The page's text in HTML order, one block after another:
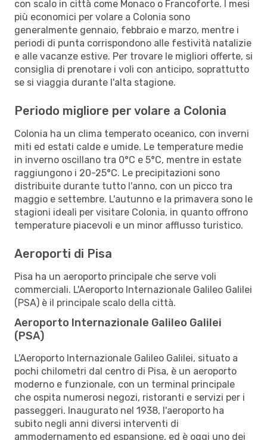
con scalo in città come Monaco o Francoforte. I mesi
più economici per volare a Colonia sono
generalmente gennaio, febbraio e marzo, mentre i
periodi di punta corrispondono alle festività natalizie
e alle vacanze estive. Per trovare le migliori offerte, si
consiglia di prenotare i voli con anticipo, soprattutto
se si viaggia durante l'alta stagione.
Periodo migliore per volare a Colonia
Colonia ha un clima temperato oceanico, con inverni
miti ed estati calde e umide. Le temperature medie
in inverno oscillano tra 0°C e 5°C, mentre in estate
raggiungono i 20-25°C. Le precipitazioni sono
distribuite durante tutto l'anno, con un picco tra
maggio e settembre. L'autunno e la primavera sono le
stagioni ideali per visitare Colonia, in quanto offrono
temperature piacevoli e un minor afflusso turistico.
Aeroporti di Pisa
Pisa ha un aeroporto principale che serve voli
commerciali. L'Aeroporto Internazionale Galileo Galilei
(PSA) è il principale scalo della città.
Aeroporto Internazionale Galileo Galilei
(PSA)
L'Aeroporto Internazionale Galileo Galilei, situato a
pochi chilometri dal centro di Pisa, è un aeroporto
moderno e funzionale, con un terminal principale
che ospita numerosi negozi, ristoranti e servizi per i
passeggeri. Inaugurato nel 1938, l'aeroporto ha
subito negli anni diversi interventi di
ammodernamento ed espansione, ed è oggi uno dei